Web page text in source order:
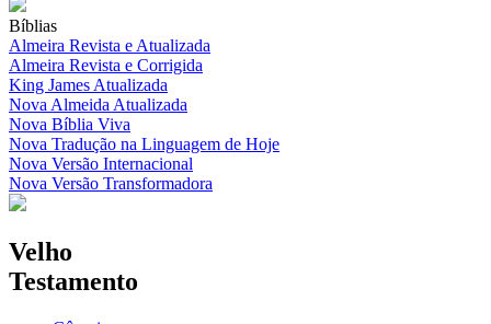
Bíblias
Almeira Revista e Atualizada
Almeira Revista e Corrigida
King James Atualizada
Nova Almeida Atualizada
Nova Bíblia Viva
Nova Tradução na Linguagem de Hoje
Nova Versão Internacional
Nova Versão Transformadora
Velho
Testamento